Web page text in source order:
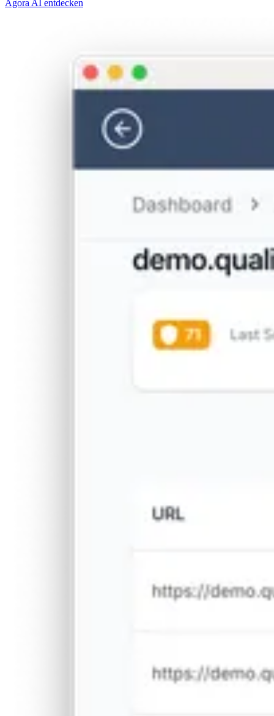
Agora AI entdecken